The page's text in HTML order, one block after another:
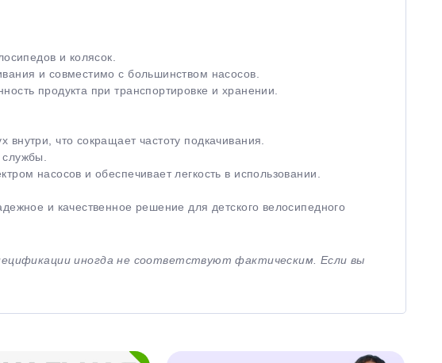
и колясок.
и совместимо с большинством насосов.
продукта при транспортировке и хранении.
что сокращает частоту подкачивания.
насосов и обеспечивает легкость в использовании.
и качественное решение для детского велосипедного
иногда не соответствуют фактическим. Если вы
недели